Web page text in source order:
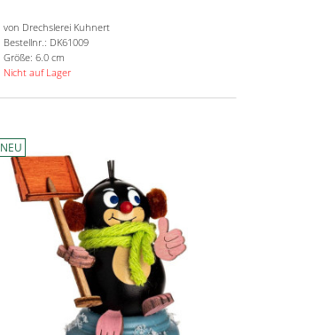
von Drechslerei Kuhnert
Bestellnr.: DK61009
Größe: 6.0 cm
Nicht auf Lager
NEU